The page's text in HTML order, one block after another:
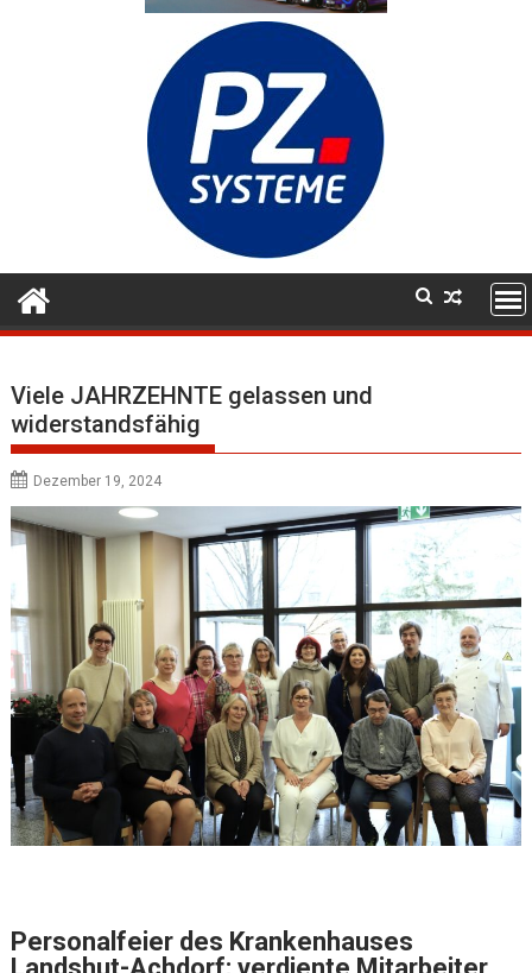
Viele JAHRZEHNTE gelassen und
widerstandsfähig
Dezember 19, 2024
Personalfeier des Krankenhauses